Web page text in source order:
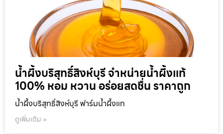
น้ำผึ้งบริสุทธิ์สิงห์บุรี จำหน่ายน้ำผึ้งแท้
100% หอม หวาน อร่อยสดชื่น ราคาถูก
น้ำผึ้งบริสุทธิ์สิงห์บุรี ฟาร์มน้ำผึ้งแท
ดูเพิ่มเติม »